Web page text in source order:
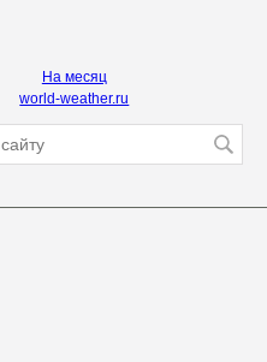
На месяц
world-weather.ru